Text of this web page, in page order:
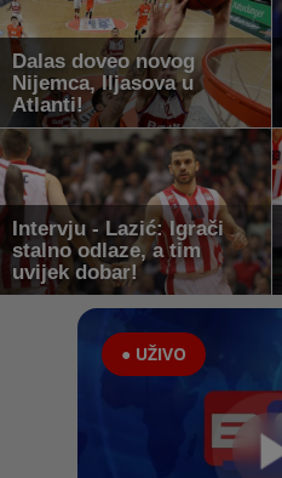
Dalas doveo novog
Nijemca, Iljasova u
Atlanti!
Intervju - Lazić: Igrači
stalno odlaze, a tim
uvijek dobar!
● UŽIVO